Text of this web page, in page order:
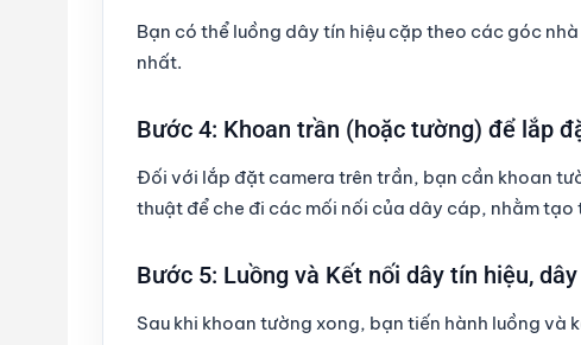
Bạn có thể luồng dây tín hiệu cặp theo các góc
nhất.
Bước 4: Khoan trần (hoặc tường) để lắp
Đối với lắp đặt camera trên trần, bạn cần khoan
thuật để che đi các mối nối của dây cáp, nhằm tạo
Bước 5: Luồng và Kết nối dây tín hiệu,
Sau khi khoan tường xong, bạn tiến hành luồng và